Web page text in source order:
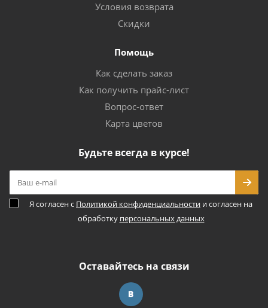
Условия возврата
Скидки
Помощь
Как сделать заказ
Как получить прайс-лист
Вопрос-ответ
Карта цветов
Будьте всегда в курсе!
Я согласен с Политикой конфиденциальности и согласен на
обработку персональных данных
Оставайтесь на связи